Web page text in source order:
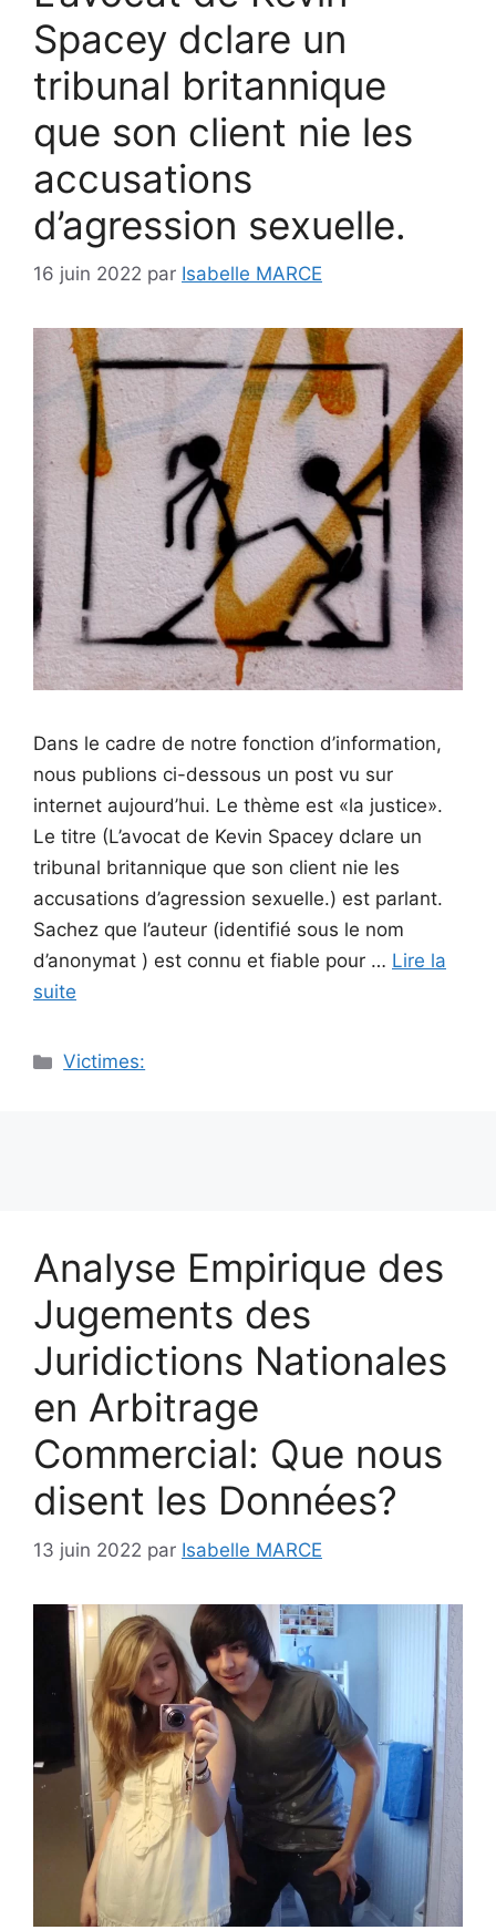
Spacey dclare un
tribunal britannique
que son client nie les
accusations
d’agression sexuelle.
16 juin 2022 par Isabelle MARCE
Dans le cadre de notre fonction d’information,
nous publions ci-dessous un post vu sur
internet aujourd’hui. Le thème est «la justice».
Le titre (L’avocat de Kevin Spacey dclare un
tribunal britannique que son client nie les
accusations d’agression sexuelle.) est parlant.
Sachez que l’auteur (identifié sous le nom
d’anonymat ) est connu et fiable pour … Lire la
suite
Catégories
Victimes:
Analyse Empirique des
Jugements des
Juridictions Nationales
en Arbitrage
Commercial: Que nous
disent les Données?
13 juin 2022 par Isabelle MARCE